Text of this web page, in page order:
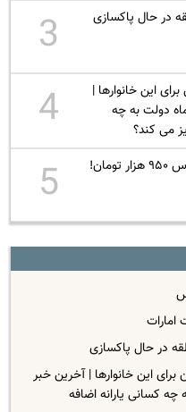
در حال پاکسازی 3
این خانوارها |
دولت به چه
4
5
در حال پاکسازی
برای این خانوارها | آخرین خبر
چه کسانی یارانه اضافه